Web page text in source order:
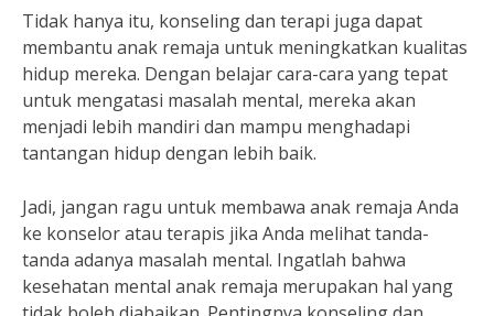
Tidak hanya itu, konseling dan terapi juga dapat
membantu anak remaja untuk meningkatkan kualitas
hidup mereka. Dengan belajar cara-cara yang tepat
untuk mengatasi masalah mental, mereka akan
menjadi lebih mandiri dan mampu menghadapi
tantangan hidup dengan lebih baik.
Jadi, jangan ragu untuk membawa anak remaja Anda
ke konselor atau terapis jika Anda melihat tanda-
tanda adanya masalah mental. Ingatlah bahwa
kesehatan mental anak remaja merupakan hal yang